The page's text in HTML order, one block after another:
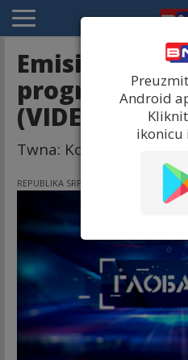
Emisija
programu
(VIDEO)
Twna: Koliko košta
REPUBLIKA SRPSKA
Android
ikonicu